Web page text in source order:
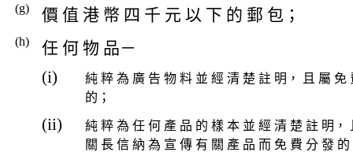
(g) 價 值 港 幣 四 千 元 以 下 的 郵 包；
(h)
任 何 物 品－
(i)
純 粹 為 廣 告 物 料 並 經 清 楚 註 明， 且 屬 免
的；
(ii)
純 粹 為 任 何 產 品 的 樣 本 並 經 清 楚 註 明，
關 長 信 納 為 宣 傳 有 關 產 品 而 免 費 分 發 的